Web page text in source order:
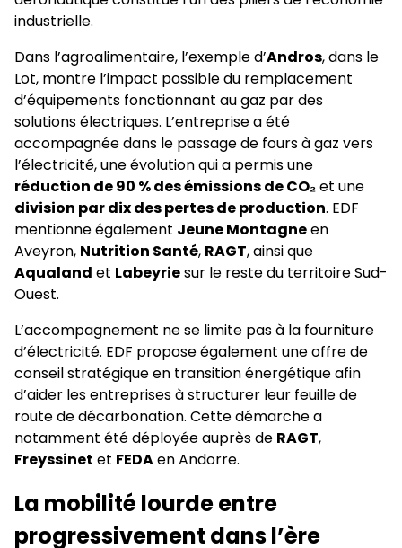
industrielle.
Dans l’agroalimentaire, l’exemple d’Andros, dans le
Lot, montre l’impact possible du remplacement
d’équipements fonctionnant au gaz par des
solutions électriques. L’entreprise a été
accompagnée dans le passage de fours à gaz vers
l’électricité, une évolution qui a permis une
réduction de 90 % des émissions de CO₂et une
division par dix des pertes de production. EDF
mentionne également Jeune Montagneen
Aveyron, Nutrition Santé, RAGT, ainsi que
Aqualand et Labeyriesur le reste du territoire Sud-
Ouest.
L’accompagnement ne se limite pas à la fourniture
d’électricité. EDF propose également une offre de
conseil stratégique en transition énergétique afin
d’aider les entreprises à structurer leur feuille de
route de décarbonation. Cette démarche a
notamment été déployée auprès de RAGT,
Freyssinet et FEDAen Andorre.
La mobilité lourde entre
progressivement dans l’ère